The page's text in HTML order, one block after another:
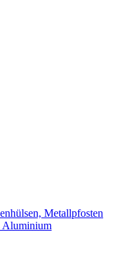
Metallpfosten
Aluminium